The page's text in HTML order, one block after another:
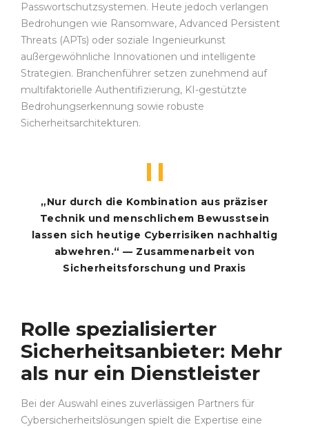
Passwortschutzsystemen. Heute jedoch verlangen
Bedrohungen wie Ransomware, Advanced Persistent
Threats (APTs) oder soziale Ingenieurkunst
außergewöhnliche Innovationen und intelligente
Strategien. Branchenführer setzen zunehmend auf
multifaktorielle Authentifizierung, KI-gestützte
Bedrohungserkennung sowie robuste
Sicherheitsarchitekturen.
„Nur durch die Kombination aus präziser
Technik und menschlichem Bewusstsein
lassen sich heutige Cyberrisiken nachhaltig
abwehren.“ — Zusammenarbeit von
Sicherheitsforschung und Praxis
Rolle spezialisierter
Sicherheitsanbieter: Mehr
als nur ein Dienstleister
Bei der Auswahl eines zuverlässigen Partners für
Cybersicherheitslösungen spielt die Expertise eine